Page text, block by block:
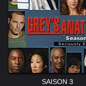
SAISON 3